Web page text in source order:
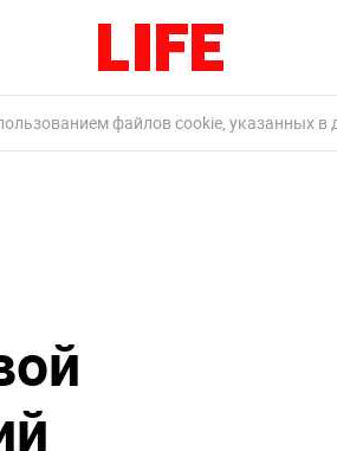
файлов cookie, указанных в